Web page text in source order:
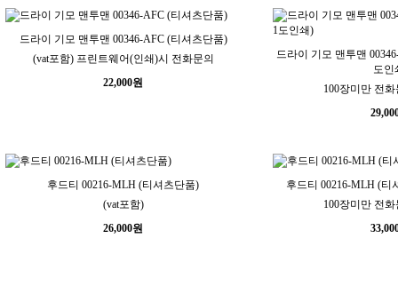
드라이 기모 맨투맨 00346-AFC (티셔츠단품)
(vat포함) 프린트웨어(인쇄)시 전화문의
22,000원
드라이 기모 맨투맨
도인
100장미만 전
후드티 00216-MLH (티셔츠단품)
(vat포함)
26,000원
후드티 00216-MLH (티
100장미만 전